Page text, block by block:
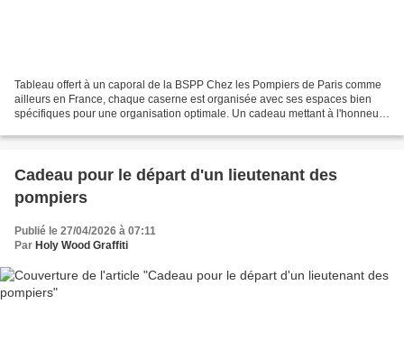
Tableau offert à un caporal de la BSPP Chez les Pompiers de Paris comme
ailleurs en France, chaque caserne est organisée avec ses espaces bien
spécifiques pour une organisation optimale. Un cadeau mettant à l'honneur
Cadeau pour le départ d'un lieutenant des
pompiers
Publié le 27/04/2026 à 07:11
Par Holy Wood Graffiti